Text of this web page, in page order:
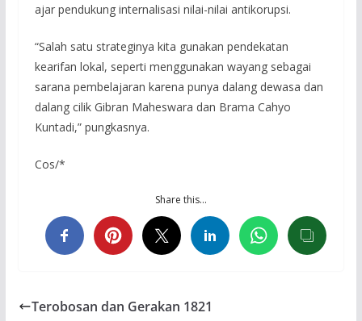
ajar pendukung internalisasi nilai-nilai antikorupsi.
“Salah satu strateginya kita gunakan pendekatan
kearifan lokal, seperti menggunakan wayang sebagai
sarana pembelajaran karena punya dalang dewasa dan
dalang cilik Gibran Maheswara dan Brama Cahyo
Kuntadi,” pungkasnya.
Cos/*
Share this…
Terobosan dan Gerakan 1821